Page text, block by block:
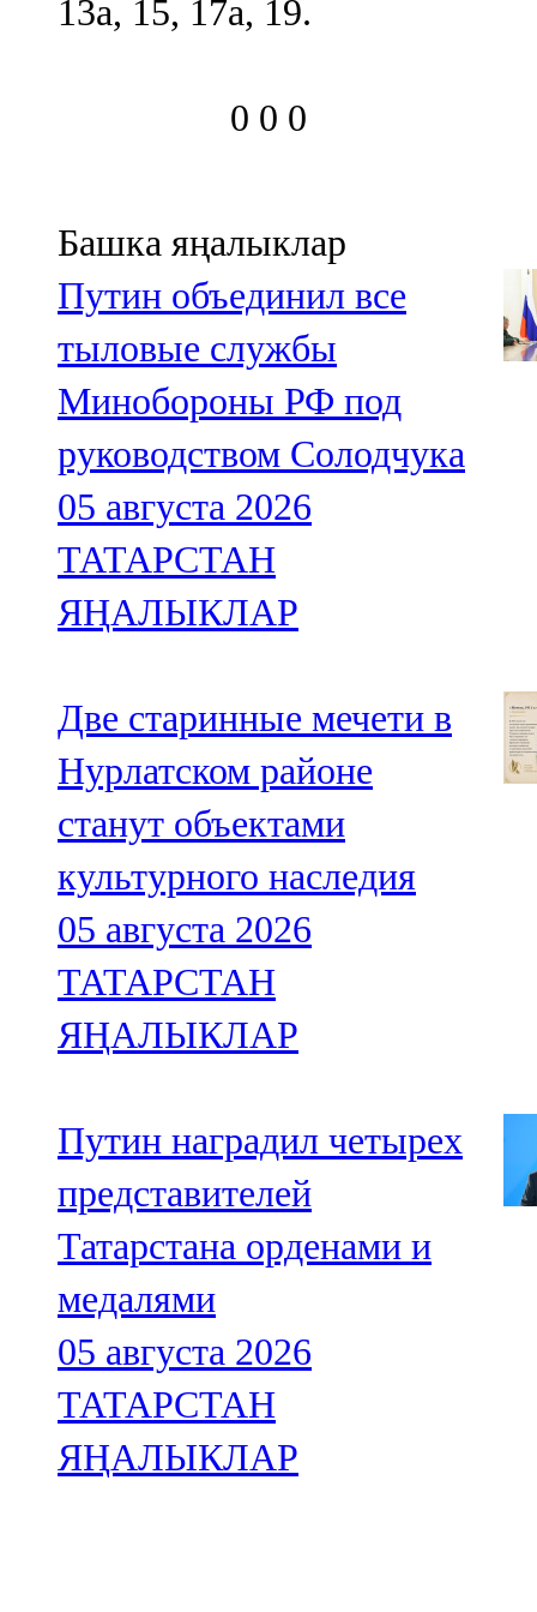
13а, 15, 17а, 19.
0 0 0
Башка яңалыклар
Путин объединил все
тыловые службы
Минобороны РФ под
руководством Солодчука
05 августа 2026
ТАТАРСТАН
ЯҢАЛЫКЛАР
Две старинные мечети в
Нурлатском районе
станут объектами
культурного наследия
05 августа 2026
ТАТАРСТАН
ЯҢАЛЫКЛАР
Путин наградил четырех
представителей
Татарстана орденами и
медалями
05 августа 2026
ТАТАРСТАН
ЯҢАЛЫКЛАР